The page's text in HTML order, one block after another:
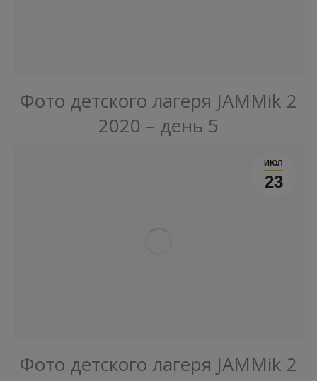
Фото детского лагеря JAMMik 2
2020 – день 5
ИЮЛ
23
Фото детского лагеря JAMMik 2